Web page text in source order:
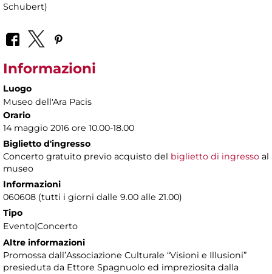
Schubert)
Informazioni
Luogo
Museo dell'Ara Pacis
Orario
14 maggio 2016 ore 10.00-18.00
Biglietto d'ingresso
Concerto gratuito previo acquisto del biglietto di ingresso al
museo
Informazioni
060608 (tutti i giorni dalle 9.00 alle 21.00)
Tipo
Evento|Concerto
Altre informazioni
Promossa dall’Associazione Culturale “Visioni e Illusioni”
presieduta da Ettore Spagnuolo ed impreziosita dalla